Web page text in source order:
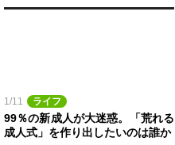
1/11 ライフ
99％の新成人が大迷惑。「荒れる
成人式」を作り出したいのは誰か